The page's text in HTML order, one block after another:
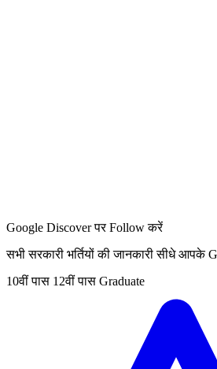
Google Discover पर Follow करें
सभी सरकारी भर्तियों की जानकारी सीधे आपके
10वीं पास 12वीं पास Graduate